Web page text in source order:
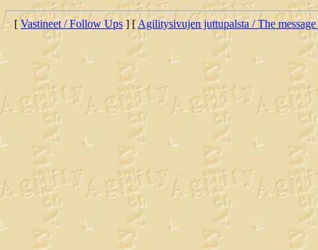
[ Vastineet / Follow Ups ] [Agilitysivujen juttupalsta / The